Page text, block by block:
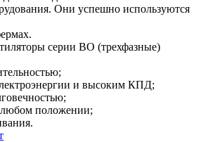
Они успешно используются
серии ВО (трехфазные)
и высоким КПД;
положении;